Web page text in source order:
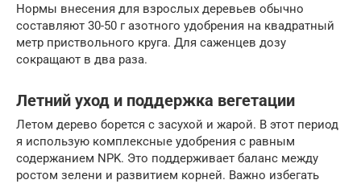
Нормы внесения для взрослых деревьев обычно
составляют 30-50 г азотного удобрения на квадратный
метр приствольного круга. Для саженцев дозу
сокращают в два раза.
Летний уход и поддержка вегетации
Летом дерево борется с засухой и жарой. В этот период
я использую комплексные удобрения с равным
содержанием NPK. Это поддерживает баланс между
ростом зелени и развитием корней. Важно избегать